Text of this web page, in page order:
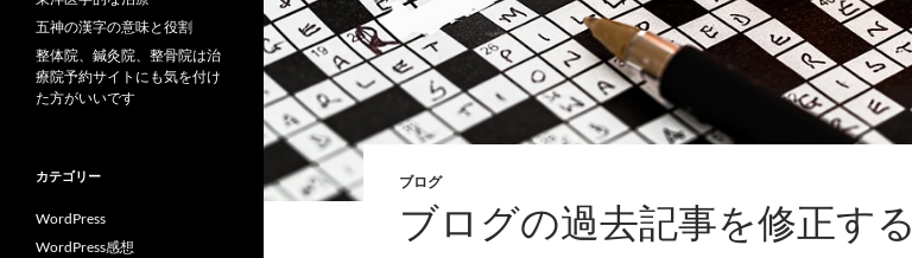
ブログ
ブログの過去記事を修正する
五神の漢字の意味と役割
整体院、鍼灸院、整骨院は治
療院予約サイトにも気を付け
た方がいいです
カテゴリー
WordPress
WordPress感想